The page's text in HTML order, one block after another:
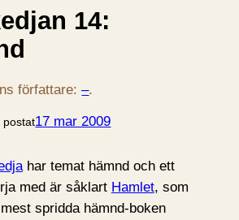
14:
författare:–.
postat17 mar 2009
har temat hämnd och ett
med är såklart Hamlet, som
spridda hämnd-boken